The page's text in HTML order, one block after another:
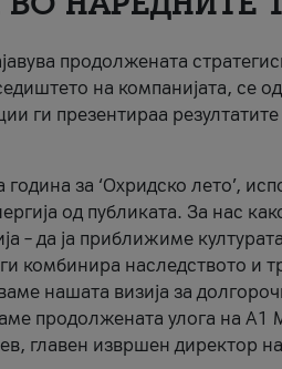
продолжената
на компанијата, се
ги презентираа
за ‘Охридско лето’,
од публиката. За нас
– да ја приближиме
комбинира наследството и
нашата визија за
продолжената улога на
главен извршен директор